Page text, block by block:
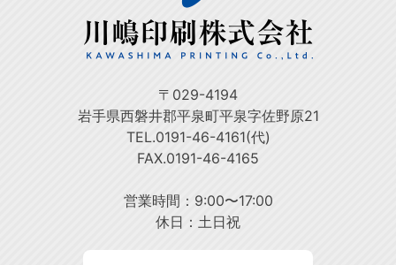
〒029-4194
岩手県西磐井郡平泉町平泉字佐野原21
TEL.0191-46-4161(代)
FAX.0191-46-4165
営業時間：9:00〜17:00
休日：土日祝